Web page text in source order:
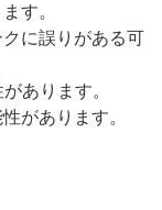
す。
に誤りがある可
あります。
があります。